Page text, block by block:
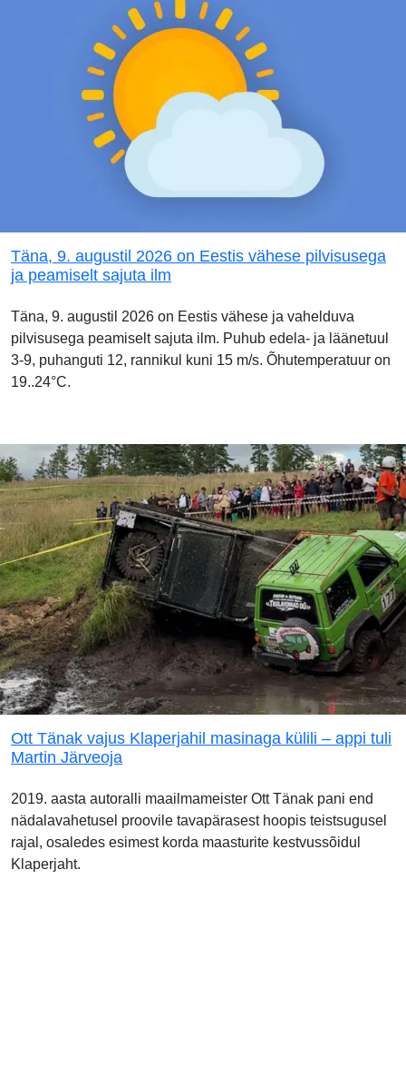
Täna, 9. augustil 2026 on Eestis vähese pilvisusega
ja peamiselt sajuta ilm
Täna, 9. augustil 2026 on Eestis vähese ja vahelduva
pilvisusega peamiselt sajuta ilm. Puhub edela- ja läänetuul
3-9, puhanguti 12, rannikul kuni 15 m/s. Õhutemperatuur on
19..24°C.
Ott Tänak vajus Klaperjahil masinaga külili – appi tuli
Martin Järveoja
2019. aasta autoralli maailmameister Ott Tänak pani end
nädalavahetusel proovile tavapärasest hoopis teistsugusel
rajal, osaledes esimest korda maasturite kestvussõidul
Klaperjaht.